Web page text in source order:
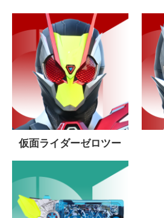
仮面ライダーゼロツー